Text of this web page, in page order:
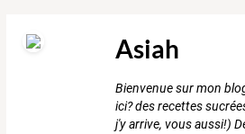
Asiah
Bienvenue sur mon
ici? des recettes
j'y arrive, vous aussi!)